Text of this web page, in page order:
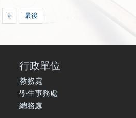
» 最後
行政單位
教務處
學生事務處
總務處